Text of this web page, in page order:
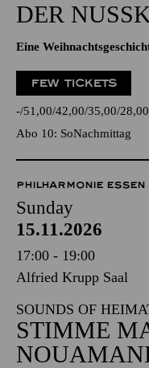
DER
Eine
FEW TICKETS
- 51,00 42,00 35,00 28,00
Abo 10: SoNachmittag
PHILHARMONIE ESSEN
Sunday
15.11.2026
17:00 - 19:00
Alfried Krupp Saal
SOUNDS OF
STIMME